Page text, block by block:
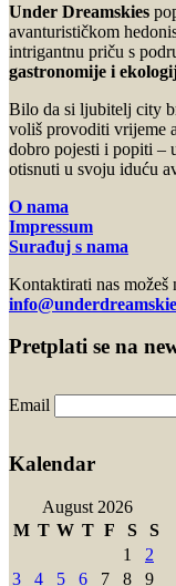
Under Dreamskies
avanturističkom
intrigantnu priču s
gastronomije i
Bilo da si ljubitelj city
voliš provoditi vrijeme
dobro pojesti i popiti –
otisnuti u svoju iduću
O nama
Impressum
Surađuj s nama
Kontaktirati nas možeš
Pretplati se na
Email
Kalendar
August 2026
M T W T F S
S
1
2
3
4 5 6 7 8 9